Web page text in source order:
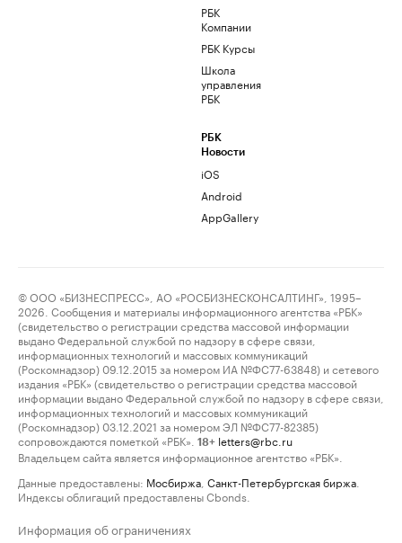
РБК
Компании
РБК Курсы
Школа
управления
РБК
РБК
Новости
iOS
Android
AppGallery
© ООО «БИЗНЕСПРЕСС», АО «РОСБИЗНЕСКОНСАЛТИНГ», 1995–
2026. Сообщения и материалы информационного агентства «РБК»
(свидетельство о регистрации средства массовой информации
выдано Федеральной службой по надзору в сфере связи,
информационных технологий и массовых коммуникаций
(Роскомнадзор) 09.12.2015 за номером ИА №ФС77-63848) и сетевого
издания «РБК» (свидетельство о регистрации средства массовой
информации выдано Федеральной службой по надзору в сфере связи,
информационных технологий и массовых коммуникаций
(Роскомнадзор) 03.12.2021 за номером ЭЛ №ФС77-82385)
сопровождаются пометкой «РБК».
18+ letters@rbc.ru
Владельцем сайта является информационное агентство «РБК».
Данные предоставлены: Мосбиржа Санкт-Петербургская биржа
Индексы облигаций предоставлены Cbonds.
Информация об ограничениях